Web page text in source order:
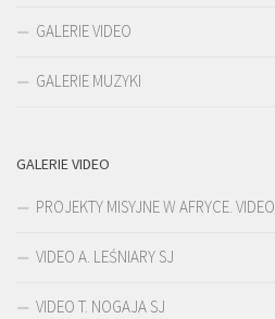
GALERIE VIDEO
GALERIE MUZYKI
GALERIE VIDEO
PROJEKTY MISYJNE W AFRYCE. VIDEO
VIDEO A. LEŚNIARY SJ
VIDEO T. NOGAJA SJ